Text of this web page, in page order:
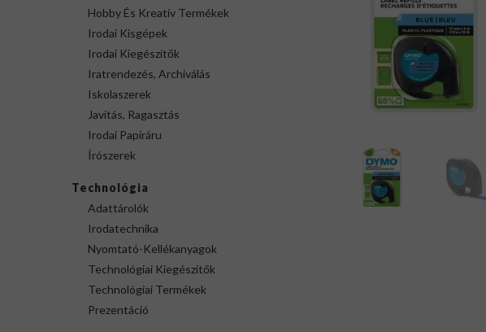
Hobby És Kreatív Termékek
Irodai Kisgépek
Irodai Kiegészítők
Iratrendezés, Archiválás
Iskolaszerek
Javítás, Ragasztás
Irodai Papíráru
Írószerek
Technológia
Adattárolók
Irodatechnika
Nyomtató-Kellékanyagok
Technológiai Kiegészítők
Technológiai Termékek
Prezentáció